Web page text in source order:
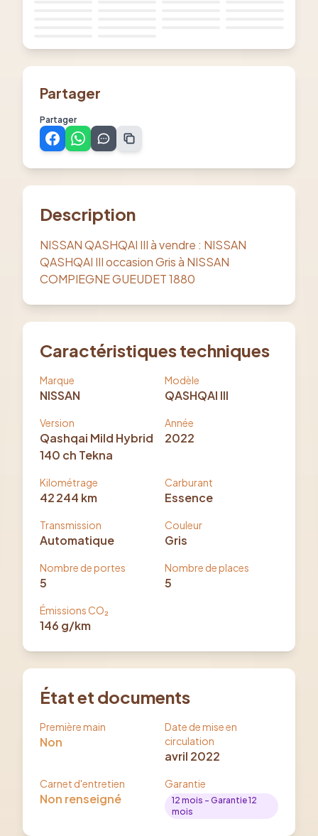
Partager
Partager
Description
NISSAN QASHQAI III à vendre : NISSAN
QASHQAI III occasion Gris à NISSAN
COMPIEGNE GUEUDET 1880
Caractéristiques techniques
Marque
NISSAN
Modèle
QASHQAI III
Version
Qashqai Mild Hybrid
140 ch Tekna
Année
2022
Kilométrage
42 244 km
Carburant
Essence
Transmission
Automatique
Couleur
Gris
Nombre de portes
5
Nombre de places
5
Émissions CO₂
146 g/km
État et documents
Première main
Non
Date de mise en
circulation
avril 2022
Carnet d'entretien
Non renseigné
Garantie
12 mois - Garantie 12
mois